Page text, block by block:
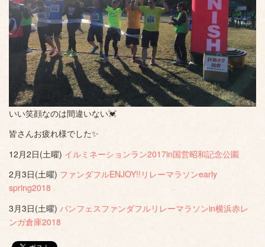
いい笑顔なのは間違いない💓
皆さんお疲れ様でした✨
12月2日(土曜) イルミネーションラン2017in国営昭和記念公園
2月3日(土曜) ファンダフルENJOY!! リレーマラソンearly
spring2018
3月3日(土曜) パンフェスファンダフルリレーマラソンin横浜赤レ
ンガ倉庫2018